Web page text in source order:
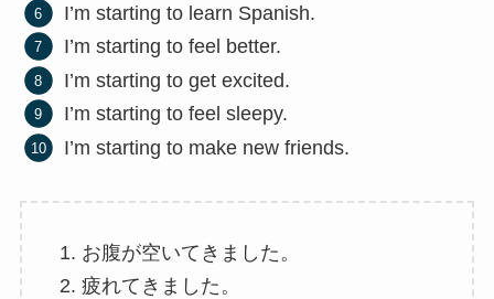
I’m starting to learn Spanish.
I’m starting to feel better.
I’m starting to get excited.
I’m starting to feel sleepy.
I’m starting to make new friends.
お腹が空いてきました。
疲れてきました。